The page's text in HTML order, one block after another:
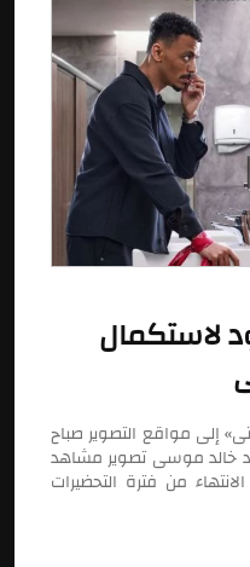
لاستكمال
إلى مواقع التصوير صباح
خالد موسى تصوير مشاهد
أكتوبر، بعد الانتهاء من فترة التحضيرات